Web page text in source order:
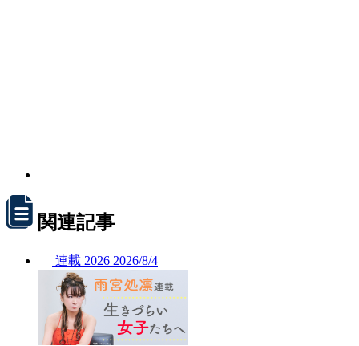
関連記事
連載 2026 2026/8/4